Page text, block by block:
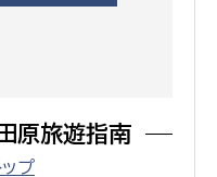
原旅遊指南
プ